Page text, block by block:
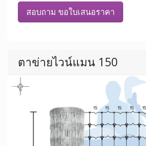
สอบถาม ขอใบเสนอราคา
ตาข่ายไวน์แมน 150